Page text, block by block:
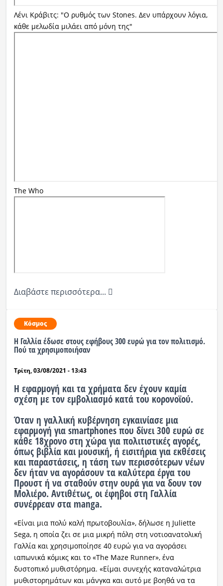
Λένι Κράβιτς: "Ο ρυθμός των Stones. Δεν υπάρχουν λόγια,
κάθε μελωδία μιλάει από μόνη της"
The Who
Διαβάστε περισσότερα...
Κόσμος
H Γαλλία έδωσε στους εφήβους 300 ευρώ για τον πολιτισμό.
Πού τα χρησιμοποιήσαν
Τρίτη, 03/08/2021 - 13:43
Η εφαρμογή και τα χρήματα δεν έχουν καμία
σχέση με τον εμβολιασμό κατά του κορονοϊού.
Όταν η γαλλική κυβέρνηση εγκαινίασε μια
εφαρμογή για smartphones που δίνει 300 ευρώ σε
κάθε 18χρονο στη χώρα για πολιτιστικές αγορές,
όπως βιβλία και μουσική, ή εισιτήρια για εκθέσεις
και παραστάσεις, η τάση των περισσότερων νέων
δεν ήταν να αγοράσουν τα καλύτερα έργα του
Προυστ ή να σταθούν στην ουρά για να δουν τον
Μολιέρο. Αντιθέτως, οι έφηβοι στη Γαλλία
συνέρρεαν στα manga.
«Είναι μια πολύ καλή πρωτοβουλία», δήλωσε η Juliette
Sega, η οποία ζει σε μια μικρή πόλη στη νοτιοανατολική
Γαλλία και χρησιμοποίησε 40 ευρώ για να αγοράσει
ιαπωνικά κόμικς και το «The Maze Runner», ένα
δυστοπικό μυθιστόρημα. «Είμαι συνεχής καταναλώτρια
μυθιστορημάτων και μάνγκα και αυτό με βοηθά να τα